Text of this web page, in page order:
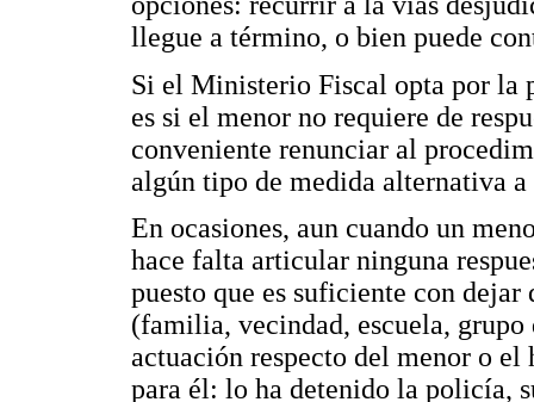
llegue a término, o bien puede
Si el Ministerio Fiscal opta por la
es si el menor no requiere de
conveniente renunciar al
algún tipo de medida alternativa a
En ocasiones, aun cuando un
hace falta articular ninguna
puesto que es suficiente con
(familia, vecindad, escuela,
actuación respecto del menor o
para él: lo ha detenido la policía,